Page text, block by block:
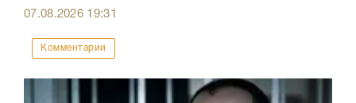
07.08.2026 19:31
Комментарии